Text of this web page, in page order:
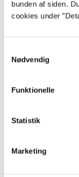
bunden af siden.
cookies under
Nødvendig
Funktionelle
Statistik
Marketing
Alle registrerede